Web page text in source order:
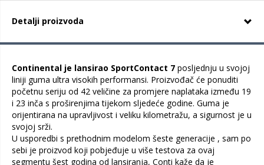
Detalji proizvoda
Continental je lansirao SportContact 7 posljednju u svojoj
liniji guma ultra visokih performansi. Proizvođač će ponuditi
početnu seriju od 42 veličine za promjere naplataka između 19
i 23 inča s proširenjima tijekom sljedeće godine. Guma je
orijentirana na upravljivost i veliku kilometražu, a sigurnost je u
svojoj srži.
U usporedbi s prethodnim modelom šeste generacije , sam po
sebi je proizvod koji pobjeđuje u više testova za ovaj
segmentu šest godina od lansiranja, Conti kaže da je